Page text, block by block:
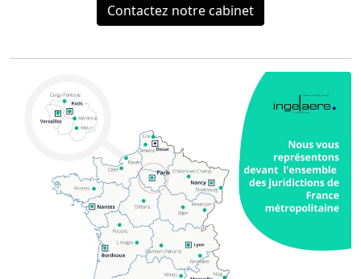
Contactez notre cabinet